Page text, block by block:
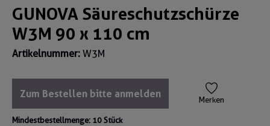
GUNOVA Säureschutzschürze
W3M 90 x 110 cm
Artikelnummer: W3M
Zum Bestellen bitte anmelden Merken
Mindestbestellmenge: 10 Stück